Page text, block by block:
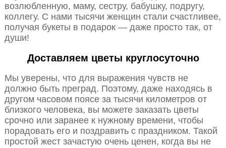
возлюбленную, маму, сестру, бабушку, подругу,
коллегу. С нами тысячи женщин стали счастливее,
получая букеты в подарок — даже просто так, от
души!
Доставляем цветы круглосуточно
Мы уверены, что для выражения чувств не
должно быть преград. Поэтому, даже находясь в
другом часовом поясе за тысячи километров от
близкого человека, вы можете заказать цветы
срочно или заранее к нужному времени, чтобы
порадовать его и поздравить с праздником. Такой
простой жест зачастую очень ценен, когда вы не